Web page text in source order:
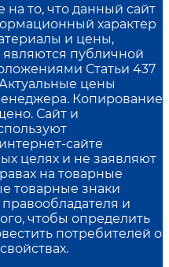
то, что данный сайт
характер
и цены,
публичной
Статьи 437
цены
Копирование
Сайт и
сайте
целях и не заявляют
на товарные
товарные знаки
и
чтобы определить
потребителей о